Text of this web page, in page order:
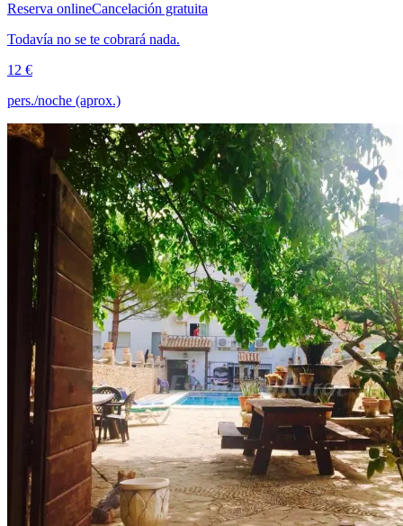
Reserva onlineCancelación gratuita
Todavía no se te cobrará nada.
12 €
pers./noche (aprox.)